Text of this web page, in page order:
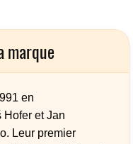
marque
en
Hofer et Jan
Leur premier